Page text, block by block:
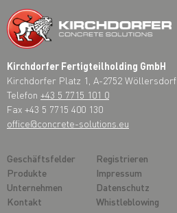
Kirchdorfer Fertigteilholding GmbH
Kirchdorfer Platz 1, A-2752 Wöllersdorf
Telefon +43 5 7715 101 0
Fax +43 5 7715 400 130
office@concrete-solutions.eu
Geschäftsfelder
Produkte
Unternehmen
Kontakt
Registrieren
Impressum
Datenschutz
Whistleblowing